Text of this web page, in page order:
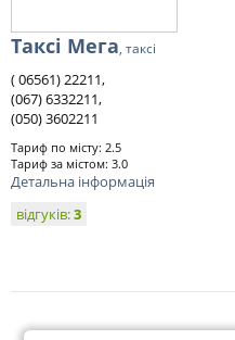
Таксі Мега, таксі
( 06561) 22211,
(067) 6332211,
(050) 3602211
Тариф по місту: 2.5
Тариф за містом: 3.0
Детальна інформація
відгуків:3